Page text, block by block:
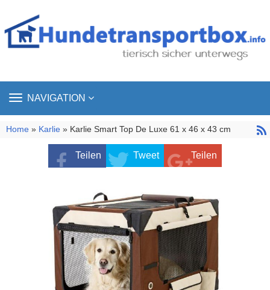
TOGGLE
NAVIGATION
Home » Karlie » Karlie Smart Top De Luxe 61 x 46 x 43 cm
Teilen Tweet Teilen